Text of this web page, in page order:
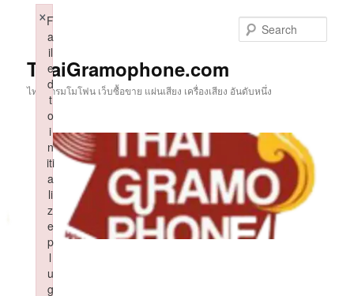
ThaiGramophone.com
ไทยแกรมโมโฟน เว็บซื้อขาย แผ่นเสียง เครื่องเสียง อันดับหนึ่ง
F
a
il
e
d
t
o
i
n
iti
a
li
z
e
p
l
u
g
×